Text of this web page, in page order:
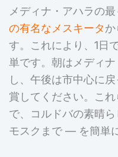
メディナ・アハラの最
の有名なメスキータ
す。これにより、1日
単です。朝はメディ
し、午後は市中心に
賞してください。こ
で、コルドバの素晴
モスクまで — を簡単